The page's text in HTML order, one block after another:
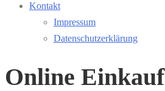
Kontakt
Impressum
Datenschutzerklärung
Online Einkauf